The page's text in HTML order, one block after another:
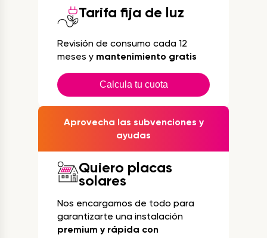
Tarifa fija de luz
Revisión de consumo cada 12
meses y mantenimiento gratis
Calcula tu cuota
Aprovecha las subvenciones y
ayudas
Quiero placas
solares
Nos encargamos de todo para
garantizarte una instalación
premium y rápida con